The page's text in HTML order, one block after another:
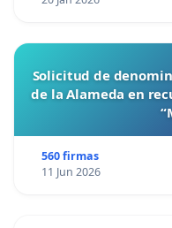
Solicitud de
de la Alameda en
560 firmas
11 Jun 2026